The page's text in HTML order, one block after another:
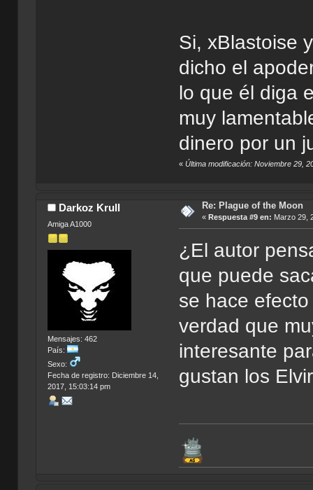
Si, xBlastoise
dicho el
lo que él diga
muy
dinero por un
«Última modificación: Noviembre 29,
Darkoz Krull
Amiga A1000
Mensajes: 462
País:
Sexo:
Fecha de registro: Diciembre 14,
2017, 15:03:14 pm
Re: Plague of the Moon
« Respuesta #9 en: Marzo 29,
¿El autor
que puede
se hace
verdad que
interesante
gustan los